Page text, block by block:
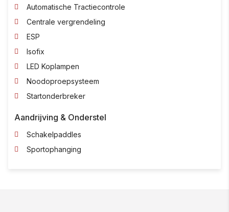
Automatische Tractiecontrole
Centrale vergrendeling
ESP
Isofix
LED Koplampen
Noodoproepsysteem
Startonderbreker
Aandrijving & Onderstel
Schakelpaddles
Sportophanging